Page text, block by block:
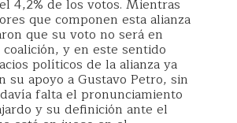
4,2% de los votos. Mientras
que componen esta alianza
que su voto no será en
y en este sentido
políticos de la alianza ya
su apoyo a Gustavo Petro, sin
falta el pronunciamiento
y su definición ante el